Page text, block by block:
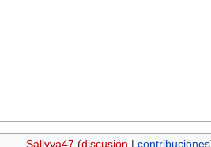
Sallyya47 (discusión | contribuciones